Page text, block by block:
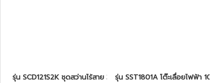
รุ่น SCD121S2K ชุดสว่านไร้สาย 3/8"(10มม.) 12V MAX* STANLEY
รุ่น SST1801A โต๊ะเลื่อยไฟฟ้า